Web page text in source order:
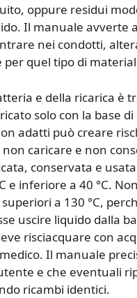
oppure residui
Il manuale avverte
nei condotti,
quel tipo di
e della ricarica è
solo con la base
adatti può creare
caricare e non
conservata e
e inferiore a 40 °C.
a 130 °C,
uscire liquido dalla
risciacquare con
Il manuale
e che eventuali
ricambi identici.